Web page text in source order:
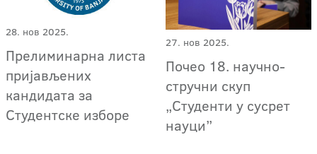
28. нов 2025.
Прелиминарна листа
пријављених
кандидата за
Студентске изборе
27. нов 2025.
Почео 18. научно-
стручни скуп
„Студенти у сусрет
науци”